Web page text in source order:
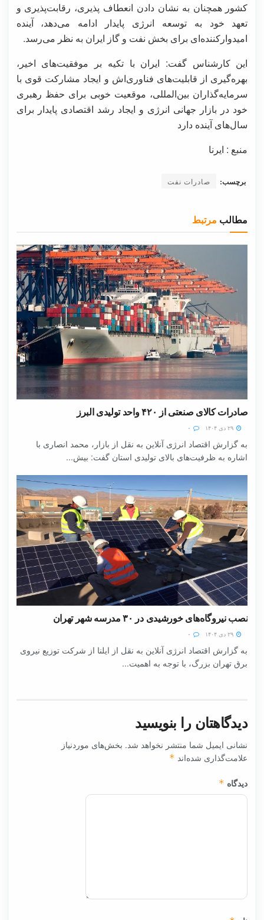
کشور همچنان به نشان دادن انعطاف پذیری، رقابت‌پذیری و
تعهد خود به توسعه انرژی پایدار ادامه می‌دهد، آینده
امیدوارکننده‌ای برای بخش نفت و گاز ایران به نظر می‌رسد.
این کارشناس گفت: ایران با تکیه بر موفقیت‌های اخیر،
بهره‌گیری از قابلیت‌های فناوری‌اش و ایجاد مشارکت قوی با
سرمایه‌گذاران بین‌المللی، موقعیت خوبی برای حفظ رهبری
خود در بازار جهانی انرژی و ایجاد رشد اقتصادی پایدار برای
سال‌های آینده دارد
منبع : ایرنا
برچسب: صادرات نفت
مطالب مرتبط
صادرات کالای صنعتی از ۴۲۰ واحد تولیدی البرز
به گزارش اقتصاد انرژی آنلاین به نقل از بازار، محمد انصاری با
اشاره به ظرفیت‌های بالای تولیدی استان گفت: بیش...
نصب نیروگاه‌های خورشیدی در ۳۰ مدرسه شهر تهران
به گزارش اقتصاد انرژی آنلاین به نقل از ایلنا از شرکت توزیع نیروی
برق تهران بزرگ، با توجه به اهمیت...
دیدگاهتان را بنویسید
نشانی ایمیل شما منتشر نخواهد شد. بخش‌های موردنیاز
علامت‌گذاری شده‌اند *
دیدگاه *